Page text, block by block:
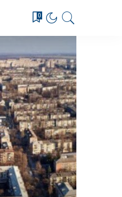
0